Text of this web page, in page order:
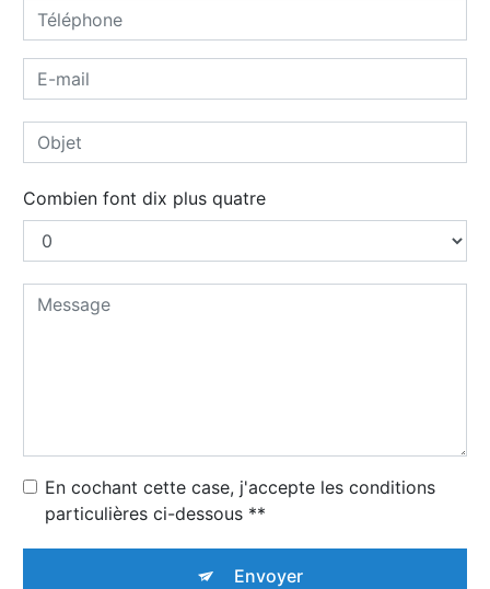
Combien font dix plus quatre
En cochant cette case, j'accepte les conditions
particulières ci-dessous **
Envoyer